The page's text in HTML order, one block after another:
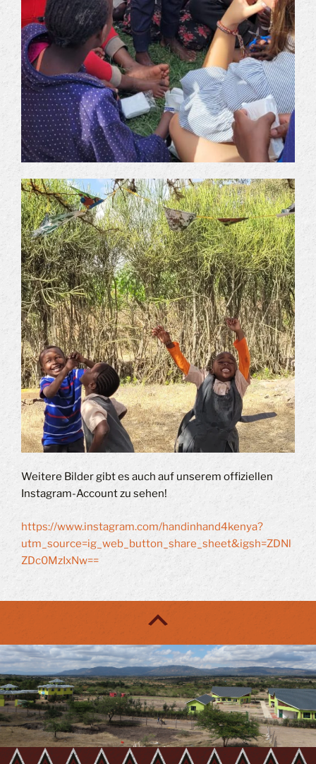
Weitere Bilder gibt es auch auf unserem offiziellen
Instagram-Account zu sehen!
https://www.instagram.com/handinhand4kenya?
utm_source=ig_web_button_share_sheet&igsh=ZDNl
ZDc0MzIxNw==